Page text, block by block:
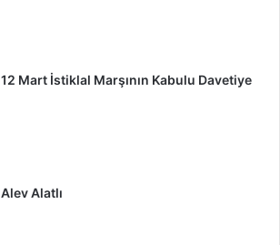
12 Mart İstiklal Marşının Kabulu Davetiye
Alev Alatlı